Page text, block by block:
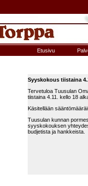
Etusivu
Syyskokous tiistaina
Tervetuloa Tuusulan
tiistaina 4.11. kello 18
Käsitellään
Tuusulan kunnan
syyskokouksen
budjetista ja hankkeista.